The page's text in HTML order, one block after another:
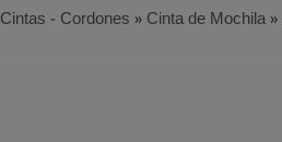
Cintas - Cordones »Cinta de Mochila»